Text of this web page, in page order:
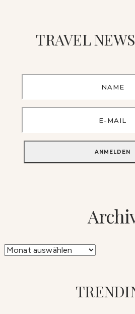
TRAVEL
Archiv